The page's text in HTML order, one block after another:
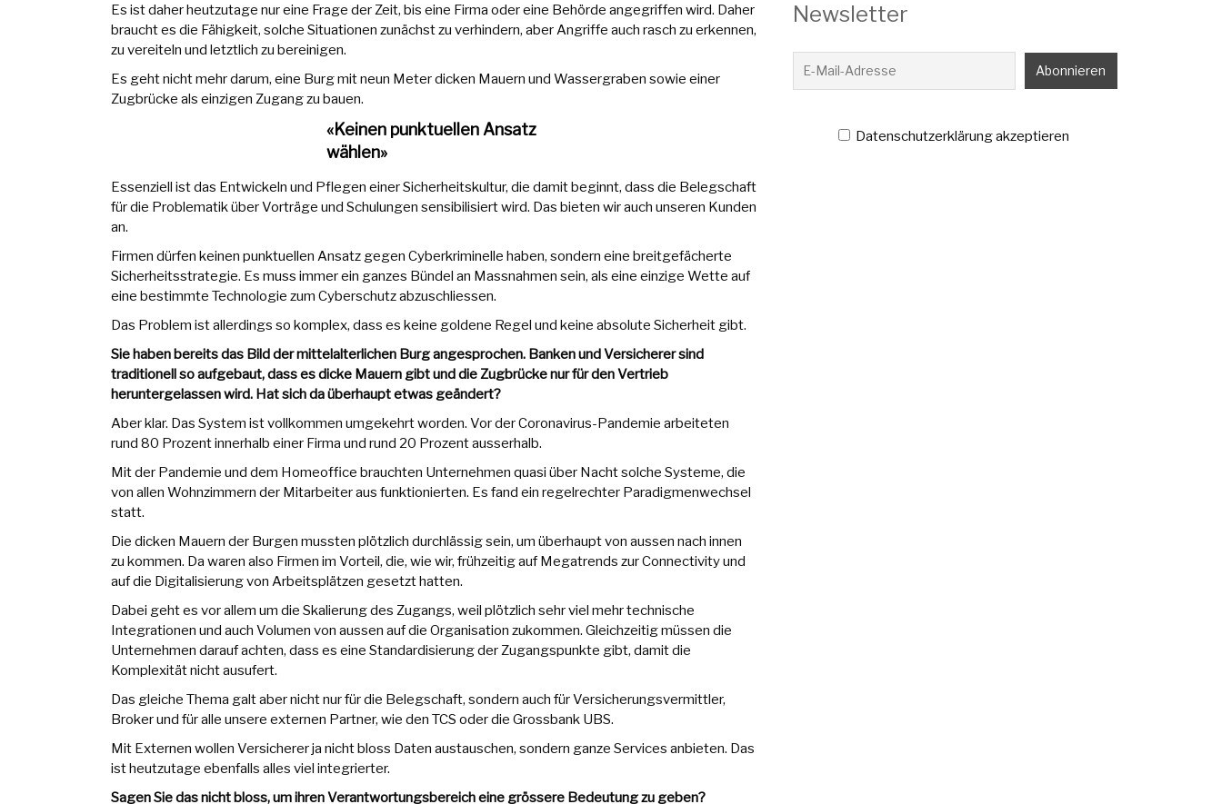
Es ist daher heutzutage nur eine Frage der Zeit, bis eine Firma oder eine Behörde angegriffen wird. Daher
braucht es die Fähigkeit, solche Situationen zunächst zu verhindern, aber Angriffe auch rasch zu erkennen,
zu vereiteln und letztlich zu bereinigen.
Es geht nicht mehr darum, eine Burg mit neun Meter dicken Mauern und Wassergraben sowie einer
Zugbrücke als einzigen Zugang zu bauen.
«Keinen punktuellen Ansatz
wählen»
Essenziell ist das Entwickeln und Pflegen einer Sicherheitskultur, die damit beginnt, dass die Belegschaft
für die Problematik über Vorträge und Schulungen sensibilisiert wird. Das bieten wir auch unseren Kunden
an.
Firmen dürfen keinen punktuellen Ansatz gegen Cyberkriminelle haben, sondern eine breitgefächerte
Sicherheitsstrategie. Es muss immer ein ganzes Bündel an Massnahmen sein, als eine einzige Wette auf
eine bestimmte Technologie zum Cyberschutz abzuschliessen.
Das Problem ist allerdings so komplex, dass es keine goldene Regel und keine absolute Sicherheit gibt.
Sie haben bereits das Bild der mittelalterlichen Burg angesprochen. Banken und Versicherer sind
traditionell so aufgebaut, dass es dicke Mauern gibt und die Zugbrücke nur für den Vertrieb
heruntergelassen wird. Hat sich da überhaupt etwas geändert?
Aber klar. Das System ist vollkommen umgekehrt worden. Vor der Coronavirus-Pandemie arbeiteten
rund 80 Prozent innerhalb einer Firma und rund 20 Prozent ausserhalb.
Mit der Pandemie und dem Homeoffice brauchten Unternehmen quasi über Nacht solche Systeme, die
von allen Wohnzimmern der Mitarbeiter aus funktionierten. Es fand ein regelrechter Paradigmenwechsel
statt.
Die dicken Mauern der Burgen mussten plötzlich durchlässig sein, um überhaupt von aussen nach innen
zu kommen. Da waren also Firmen im Vorteil, die, wie wir, frühzeitig auf Megatrends zur Connectivity und
auf die Digitalisierung von Arbeitsplätzen gesetzt hatten.
Dabei geht es vor allem um die Skalierung des Zugangs, weil plötzlich sehr viel mehr technische
Integrationen und auch Volumen von aussen auf die Organisation zukommen. Gleichzeitig müssen die
Unternehmen darauf achten, dass es eine Standardisierung der Zugangspunkte gibt, damit die
Komplexität nicht ausufert.
Das gleiche Thema galt aber nicht nur für die Belegschaft, sondern auch für Versicherungsvermittler,
Broker und für alle unsere externen Partner, wie den TCS oder die Grossbank UBS.
Mit Externen wollen Versicherer ja nicht bloss Daten austauschen, sondern ganze Services anbieten. Das
ist heutzutage ebenfalls alles viel integrierter.
Sagen Sie das nicht bloss, um ihren Verantwortungsbereich eine grössere Bedeutung zu geben?
Newsletter
Datenschutzerklärung akzeptieren